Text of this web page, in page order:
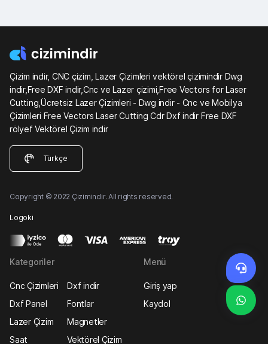
Çizim indir, CNC çizim, Lazer Çizimleri vektörel çizimindir Dwg
indir,Free DXF indir,Cnc ve Lazer çizimi,Free Vectors for Laser
Cutting,Ücretsiz Lazer Çizimleri - Dwg indir - Cnc ve Mobilya
Çizimleri Free Vectors Laser Cutting Cdr Dxf indir Free DXF
rölyef Vektörel Çizim indir
Türkçe
Copyright © 2022 Çizimindir. All rights reserved.
Logoki
Kategoriler
Cnc Çizimleri
Dxf indir
Dxf Panel
Fontlar
Lazer Çizim
Magnetler
Saat
Vektörel Çizim
Menü
Giriş yap
Kaydol